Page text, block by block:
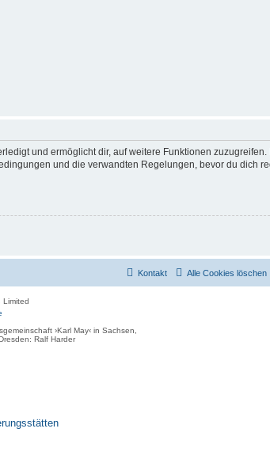
und ermöglicht dir, auf weitere Funktionen zuzugreifen.
und die verwandten Regelungen, bevor du dich
Alle Cookies löschen
Kontakt
Limited
›Karl May‹ in Sachsen,
Ralf Harder